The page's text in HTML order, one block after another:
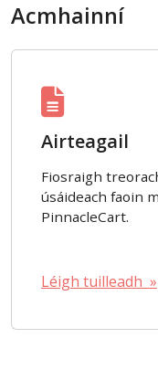
Acmhainní
Airteagail
Fiosraigh
úsáideach faoin
PinnacleCart.
Léigh tuilleadh »